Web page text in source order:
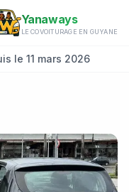
Yanaways
LE COVOITURAGE EN GUYANE
le 11 mars 2026